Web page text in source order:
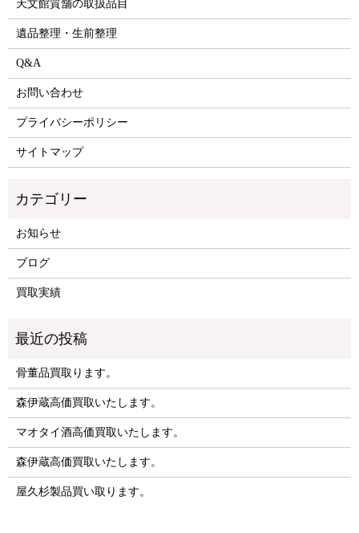
天文館質舗の取扱品目
遺品整理・生前整理
Q&A
お問い合わせ
プライバシーポリシー
サイトマップ
お知らせ
ブログ
買取実績
骨董品買取ります。
森伊蔵高価買取いたします。
マオタイ酒高価買取いたします。
森伊蔵高価買取いたします。
屋久杉製品買い取ります。